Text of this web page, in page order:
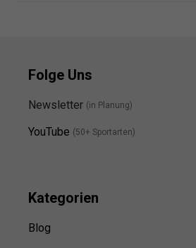
Folge Uns
Newsletter (in Planung)
YouTube (50+ Sportarten)
Kategorien
Blog